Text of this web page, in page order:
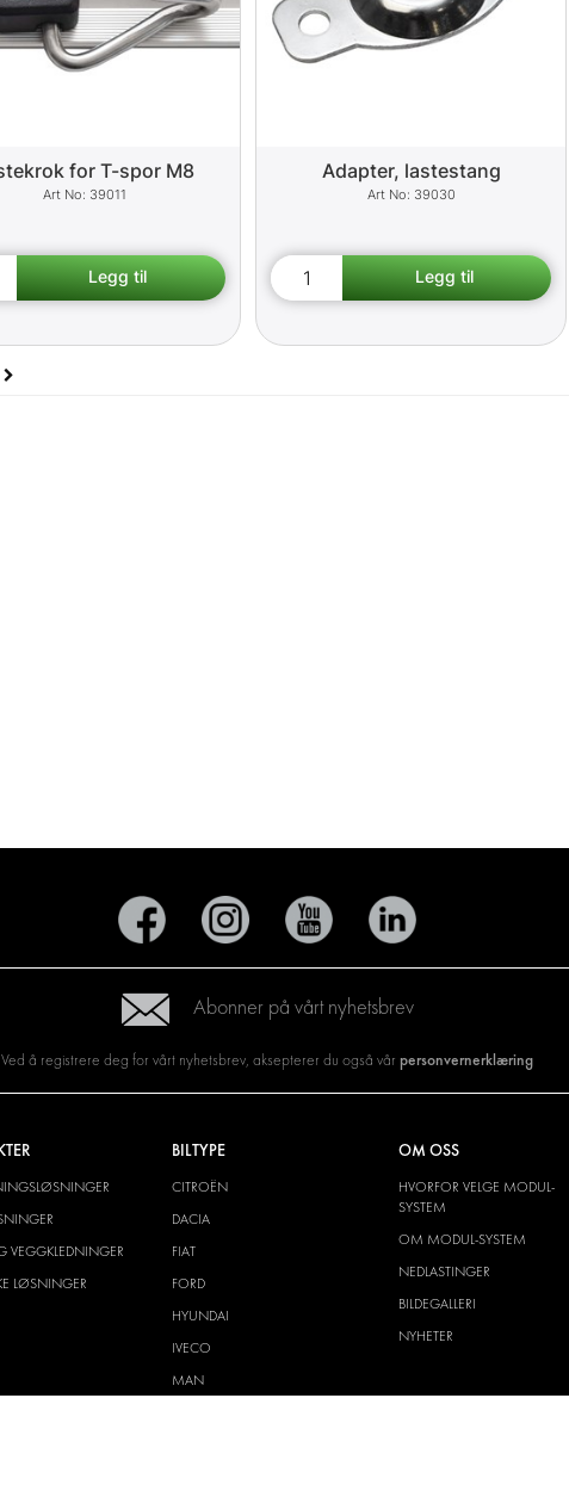
for T-spor M8
39011
Adapter, lastestang
39030
Abonner på vårt nyhetsbrev
Ved å registrere deg for vårt nyhetsbrev, aksepterer du også vår personvernerklæring
VEGGKLEDNINGER
LØSNINGER
BILTYPE
CITROËN
DACIA
FIAT
FORD
HYUNDAI
IVECO
MAN
OM OSS
HVORFOR VELGE MODUL-
SYSTEM
OM MODUL-SYSTEM
NEDLASTINGER
BILDEGALLERI
NYHETER